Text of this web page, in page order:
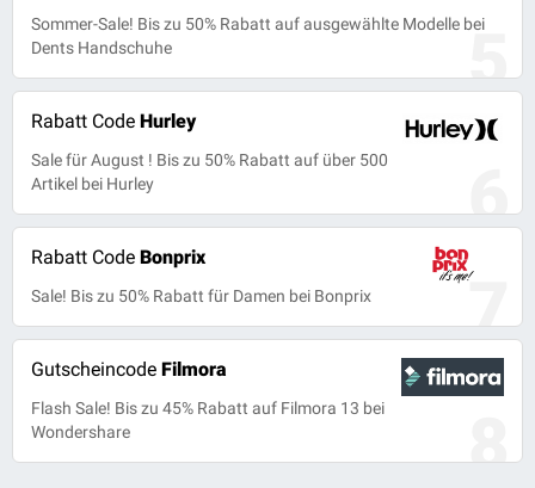
5
Sommer-Sale! Bis zu 50% Rabatt auf ausgewählte Modelle bei
Dents Handschuhe
6
Rabatt Code Hurley
Sale für August ! Bis zu 50% Rabatt auf über 500
Artikel bei Hurley
7
Rabatt Code Bonprix
Sale! Bis zu 50% Rabatt für Damen bei Bonprix
8
Gutscheincode Filmora
Flash Sale! Bis zu 45% Rabatt auf Filmora 13 bei
Wondershare